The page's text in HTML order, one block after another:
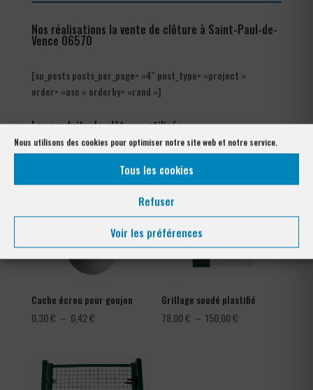
Nous utilisons des cookies pour optimiser notre site web et notre service.
Tous les cookies
Refuser
Voir les préférences
Nos réalisations la vente de clôture à Saint-Paul-de-
Vence 06570
[su_posts posts_per_page= »4″ post_type= »project »
order= »asc » orderby= »rand »]
Les produits de clôtures utilisés
à Saint-Paul-de-Vence 06570
Cache écrou pour goujon
0,30€ – 0,42€Plage
0,30 €
à
Grillage soudé plastifié
78,00€ – 150,00€